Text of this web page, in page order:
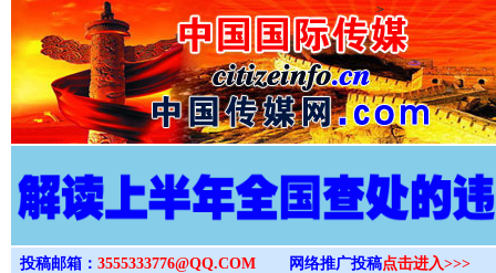
>
投稿邮箱： 3555333776@QQ.COM 网络推广投稿点击进入>>>